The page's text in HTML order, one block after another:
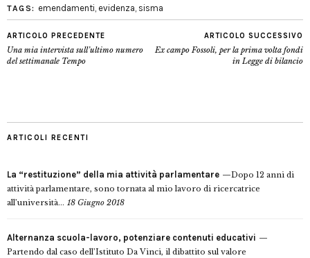
TAGS: emendamenti, evidenza, sisma
ARTICOLO PRECEDENTE
Una mia intervista sull’ultimo numero
del settimanale Tempo
ARTICOLO SUCCESSIVO
Ex campo Fossoli, per la prima volta fondi
in Legge di bilancio
ARTICOLI RECENTI
La “restituzione” della mia attività parlamentare
Dopo 12 anni di
attività parlamentare, sono tornata al mio lavoro di ricercatrice
all’università... 18 Giugno 2018
Alternanza scuola-lavoro, potenziare contenuti educativi
Partendo dal caso dell’Istituto Da Vinci, il dibattito sul valore